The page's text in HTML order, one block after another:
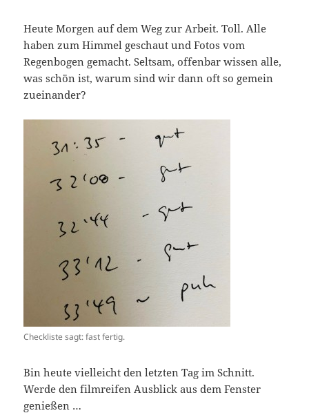
Heute Morgen auf dem Weg zur Arbeit. Toll. Alle
haben zum Himmel geschaut und Fotos vom
Regenbogen gemacht. Seltsam, offenbar wissen alle,
was schön ist, warum sind wir dann oft so gemein
zueinander?
Checkliste sagt: fast fertig.
Bin heute vielleicht den letzten Tag im Schnitt.
Werde den filmreifen Ausblick aus dem Fenster
genießen …